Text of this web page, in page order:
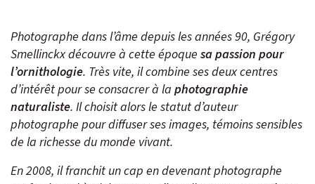
Vie sauvage
Safaris
Voyages du Vivant
Voyage Photo
Photo Peuples du Monde
Photo Paysage & Nature
Photographe dans l’âme depuis les années 90, Grégory
Smellinckx découvre à cette époque sa passion pour
l’ornithologie. Très vite, il combine ses deux centres
d’intérêt pour se consacrer à la photographie
naturaliste. Il choisit alors le statut d’auteur
photographe pour diffuser ses images, témoins sensibles
de la richesse du monde vivant.
En 2008, il franchit un cap en devenant photographe